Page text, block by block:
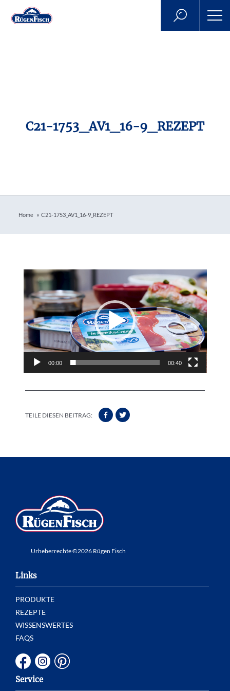
C21-1753_AV1_16-9_REZEPT
Home » C21-1753_AV1_16-9_REZEPT
Video
Player
00:00 00:40
TEILE DIESEN BEITRAG:
Urheberrechte ©2026 Rügen Fisch
Links
PRODUKTE
REZEPTE
WISSENSWERTES
FAQS
Service